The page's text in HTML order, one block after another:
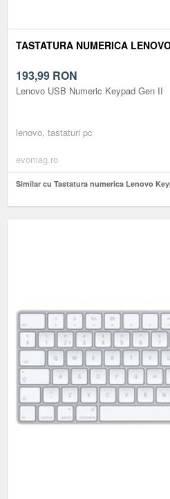
TASTATURA NUMERICA
193,99 RON
Lenovo USB Numeric Keypad Gen II
lenovo, tastaturi pc
evomag.ro
Similar cu Tastatura numerica Lenovo